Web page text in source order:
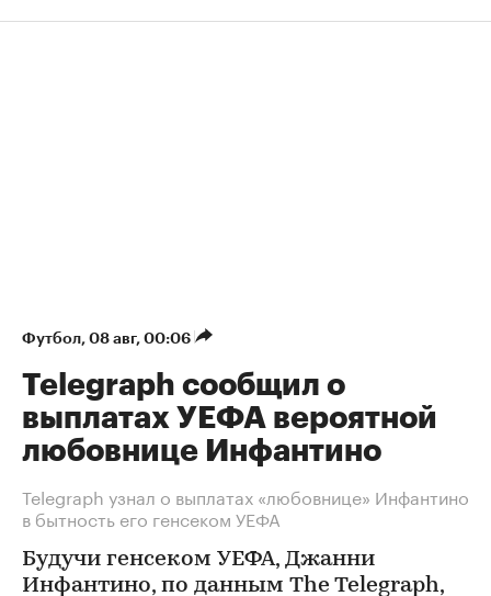
Футбол 08 авг, 00:06
Telegraph сообщил о
выплатах УЕФА вероятной
любовнице Инфантино
Telegraph узнал о выплатах «любовнице» Инфантино
в бытность его генсеком УЕФА
Будучи генсеком УЕФА, Джанни
Инфантино, по данным The Telegraph,